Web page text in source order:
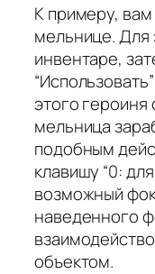
К примеру,
мельнице. Для
инвентаре,
этого
мельница
подобным
клавишу “0:
возможный
наведенного
объектом.